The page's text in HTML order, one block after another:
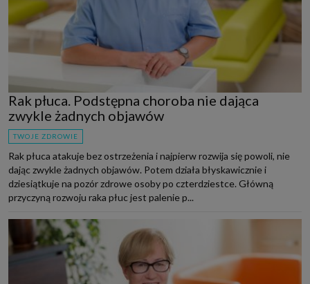
Rak płuca. Podstępna choroba nie dająca
zwykle żadnych objawów
TWOJE ZDROWIE
Rak płuca atakuje bez ostrzeżenia i najpierw rozwija się powoli, nie
dając zwykle żadnych objawów. Potem działa błyskawicznie i
dziesiątkuje na pozór zdrowe osoby po czterdziestce. Główną
przyczyną rozwoju raka płuc jest palenie p...